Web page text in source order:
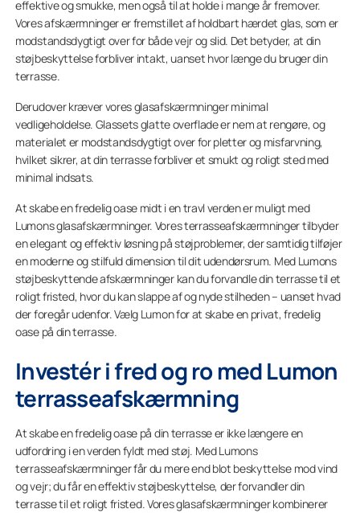
effektive og smukke, men også til at holde i mange år fremover.
Vores afskærmninger er fremstillet af holdbart hærdet glas, som er
modstandsdygtigt over for både vejr og slid. Det betyder, at din
støjbeskyttelse forbliver intakt, uanset hvor længe du bruger din
terrasse.
Derudover kræver vores glasafskærmninger minimal
vedligeholdelse. Glassets glatte overflade er nem at rengøre, og
materialet er modstandsdygtigt over for pletter og misfarvning,
hvilket sikrer, at din terrasse forbliver et smukt og roligt sted med
minimal indsats.
At skabe en fredelig oase midt i en travl verden er muligt med
Lumons glasafskærmninger. Vores terrasseafskærmninger tilbyder
en elegant og effektiv løsning på støjproblemer, der samtidig tilføjer
en moderne og stilfuld dimension til dit udendørsrum. Med Lumons
støjbeskyttende afskærmninger kan du forvandle din terrasse til et
roligt fristed, hvor du kan slappe af og nyde stilheden – uanset hvad
der foregår udenfor. Vælg Lumon for at skabe en privat, fredelig
oase på din terrasse.
Investér i fred og ro med Lumon
terrasseafskærmning
At skabe en fredelig oase på din terrasse er ikke længere en
udfordring i en verden fyldt med støj. Med Lumons
terrasseafskærmninger får du mere end blot beskyttelse mod vind
og vejr; du får en effektiv støjbeskyttelse, der forvandler din
terrasse til et roligt fristed. Vores glasafskærmninger kombinerer